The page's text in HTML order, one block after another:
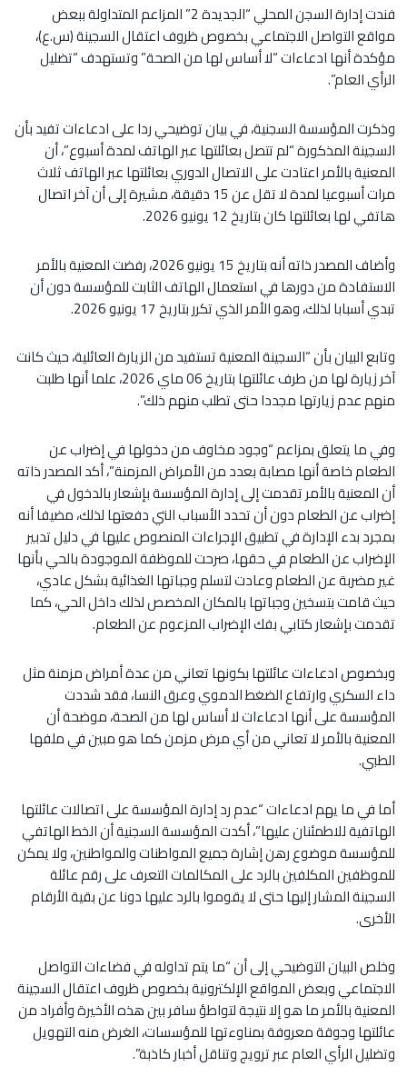
فندت إدارة السجن المحلي “الجديدة 2” المزاعم المتداولة ببعض
مواقع التواصل الاجتماعي بخصوص ظروف اعتقال السجينة (س.ع)،
مؤكدة أنها ادعاءات “لا أساس لها من الصحة” وتستهدف “تضليل
الرأي العام”.
وذكرت المؤسسة السجنية، في بيان توضيحي ردا على ادعاءات تفيد بأن
السجينة المذكورة “لم تتصل بعائلتها عبر الهاتف لمدة أسبوع”، أن
المعنية بالأمر اعتادت على الاتصال الدوري بعائلتها عبر الهاتف ثلاث
مرات أسبوعيا لمدة لا تقل عن 15 دقيقة، مشيرة إلى أن آخر اتصال
هاتفي لها بعائلتها كان بتاريخ 12 يونيو 2026.
وأضاف المصدر ذاته أنه بتاريخ 15 يونيو 2026، رفضت المعنية بالأمر
الاستفادة من دورها في استعمال الهاتف الثابت للمؤسسة دون أن
تبدي أسبابا لذلك، وهو الأمر الذي تكرر بتاريخ 17 يونيو 2026.
وتابع البيان بأن “السجينة المعنية تستفيد من الزيارة العائلية، حيث كانت
آخر زيارة لها من طرف عائلتها بتاريخ 06 ماي 2026، علما أنها طلبت
منهم عدم زيارتها مجددا حتى تطلب منهم ذلك”.
وفي ما يتعلق بمزاعم “وجود مخاوف من دخولها في إضراب عن
الطعام خاصة أنها مصابة بعدد من الأمراض المزمنة”، أكد المصدر ذاته
أن المعنية بالأمر تقدمت إلى إدارة المؤسسة بإشعار بالدخول في
إضراب عن الطعام دون أن تحدد الأسباب التي دفعتها لذلك، مضيفا أنه
بمجرد بدء الإدارة في تطبيق الإجراءات المنصوص عليها في دليل تدبير
الإضراب عن الطعام في حقها، صرحت للموظفة الموجودة بالحي بأنها
غير مضربة عن الطعام وعادت لتسلم وجباتها الغذائية بشكل عادي،
حيث قامت بتسخين وجباتها بالمكان المخصص لذلك داخل الحي، كما
تقدمت بإشعار كتابي بفك الإضراب المزعوم عن الطعام.
وبخصوص ادعاءات عائلتها بكونها تعاني من عدة أمراض مزمنة مثل
داء السكري وارتفاع الضغط الدموي وعرق النسا، فقد شددت
المؤسسة على أنها ادعاءات لا أساس لها من الصحة، موضحة أن
المعنية بالأمر لا تعاني من أي مرض مزمن كما هو مبين في ملفها
الطبي.
أما في ما يهم ادعاءات “عدم رد إدارة المؤسسة على اتصالات عائلتها
الهاتفية للاطمئنان عليها”، أكدت المؤسسة السجنية أن الخط الهاتفي
للمؤسسة موضوع رهن إشارة جميع المواطنات والمواطنين، ولا يمكن
للموظفين المكلفين بالرد على المكالمات التعرف على رقم عائلة
السجينة المشار إليها حتى لا يقوموا بالرد عليها دونا عن بقية الأرقام
الأخرى.
وخلص البيان التوضيحي إلى أن “ما يتم تداوله في فضاءات التواصل
الاجتماعي وبعض المواقع الإلكترونية بخصوص ظروف اعتقال السجينة
المعنية بالأمر ما هو إلا نتيجة لتواطؤ سافر بين هذه الأخيرة وأفراد من
عائلتها وجوقة معروفة بمناوءتها للمؤسسات، الغرض منه التهويل
وتضليل الرأي العام عبر ترويج وتناقل أخبار كاذبة”.